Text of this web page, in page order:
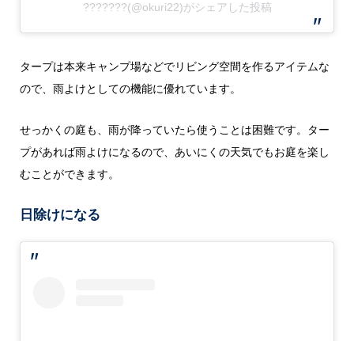
???????(@okuri22)がシェアした投稿
タープは本来キャンプ場などでリビング空間を作るアイテムな
ので、雨よけとしての機能に優れています。
せっかくの庭も、雨が降っていたら使うことは困難です。ター
プがあれば雨よけになるので、あいにくの天気でもお庭を楽し
むことができます。
日除けになる